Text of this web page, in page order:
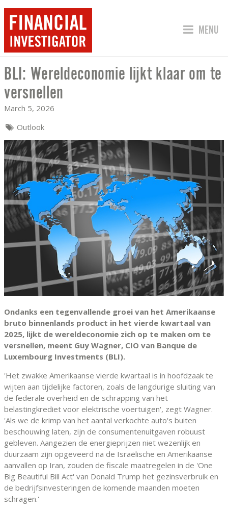
JUMP
MENU
BLI: WERELDECONOMIE LIJKT KLAAR
BLI: Wereldeconomie lijkt klaar om te
versnellen
March 5, 2026
Outlook
Ondanks een tegenvallende groei van het Amerikaanse
bruto binnenlands product in het vierde kwartaal van
2025, lijkt de wereldeconomie zich op te maken om te
versnellen, meent Guy Wagner, CIO van Banque de
Luxembourg Investments (BLI).
'Het zwakke Amerikaanse vierde kwartaal is in hoofdzaak te
wijten aan tijdelijke factoren, zoals de langdurige sluiting van
de federale overheid en de schrapping van het
belastingkrediet voor elektrische voertuigen', zegt Wagner.
'Als we de krimp van het aantal verkochte auto's buiten
beschouwing laten, zijn de consumentenuitgaven robuust
gebleven. Aangezien de energieprijzen niet wezenlijk en
duurzaam zijn opgeveerd na de Israëlische en Amerikaanse
aanvallen op Iran, zouden de fiscale maatregelen in de 'One
Big Beautiful Bill Act' van Donald Trump het gezinsverbruik en
de bedrijfsinvesteringen de komende maanden moeten
schragen.'